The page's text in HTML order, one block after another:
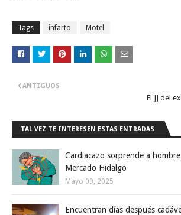
Tags infarto Motel
El JJ del
ANTIGUOS
TAL VEZ TE INTERESEN ESTAS ENTRADAS
Cardiacazo sorprende a
Mercado Hidalgo
Mayo 09, 2025
Encuentran días después